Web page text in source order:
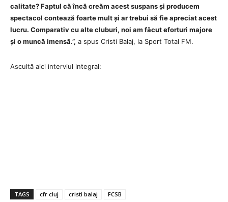
calitate? Faptul că încă creăm acest suspans și producem
spectacol contează foarte mult și ar trebui să fie apreciat acest
lucru. Comparativ cu alte cluburi, noi am făcut eforturi majore
și o muncă imensă.”, a spus Cristi Balaj, la Sport Total FM.
Ascultă aici interviul integral:
TAGS cfr cluj cristi balaj FCSB